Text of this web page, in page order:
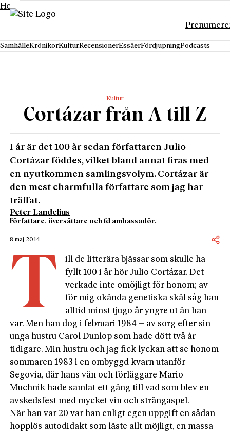
Hoppa till innehåll
SamhälleKrönikorKulturRecensionerEssäerFördjupningPodcasts
Kultur
Cortázar från A till Z
I år är det 100 år sedan författaren Julio
Cortázar föddes, vilket bland annat firas med
en nyutkommen samlingsvolym. Cortázar är
den mest charmfulla författare som jag har
träffat.
Peter Landelius
Författare, översättare och fd ambassadör.
8 maj 2014
t
ill de litterära bjässar som skulle ha
fyllt 100 i år hör Julio Cortázar. Det
verkade inte omöjligt för honom; av
för mig okända genetiska skäl såg han
alltid minst tjugo år yngre ut än han
var. Men han dog i februari 1984 – av sorg efter sin
unga hustru Carol Dunlop som hade dött två år
tidigare. Min hustru och jag fick lyckan att se honom
sommaren 1983 i en ombyggd kvarn utanför
Segovia, där hans vän och förläggare Mario
Muchnik hade samlat ett gäng till vad som blev en
avskedsfest med mycket vin och strängaspel.
När han var 20 var han enligt egen uppgift en sådan
hopplös autodidakt som läste allt möjligt, en massa